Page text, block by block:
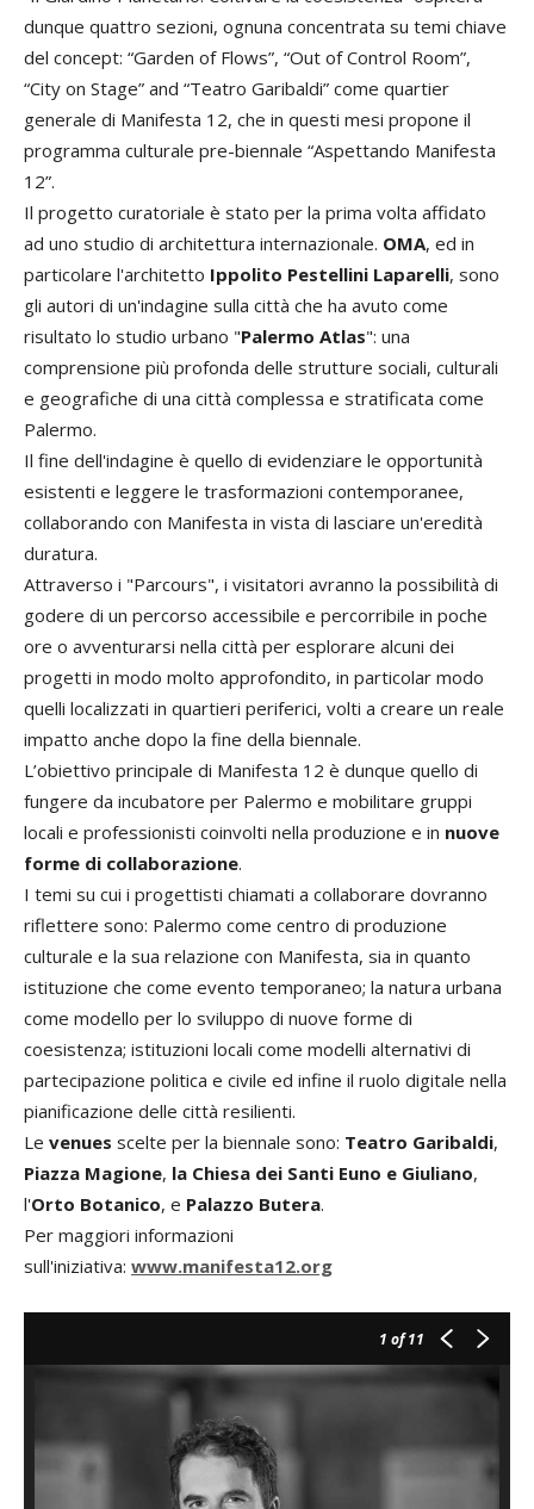
dunque quattro sezioni, ognuna concentrata su temi chiave
del concept: “Garden of Flows”, “Out of Control Room”,
“City on Stage” and “Teatro Garibaldi” come quartier
generale di Manifesta 12, che in questi mesi propone il
programma culturale pre-biennale “Aspettando Manifesta
12”.
Il progetto curatoriale è stato per la prima volta affidato
ad uno studio di architettura internazionale. OMA, ed in
particolare l'architetto Ippolito Pestellini Laparelli, sono
gli autori di un'indagine sulla città che ha avuto come
risultato lo studio urbano "Palermo Atlas": una
comprensione più profonda delle strutture sociali, culturali
e geografiche di una città complessa e stratificata come
Palermo.
Il fine dell'indagine è quello di evidenziare le opportunità
esistenti e leggere le trasformazioni contemporanee,
collaborando con Manifesta in vista di lasciare un'eredità
duratura.
Attraverso i "Parcours", i visitatori avranno la possibilità di
godere di un percorso accessibile e percorribile in poche
ore o avventurarsi nella città per esplorare alcuni dei
progetti in modo molto approfondito, in particolar modo
quelli localizzati in quartieri periferici, volti a creare un reale
impatto anche dopo la fine della biennale.
L’obiettivo principale di Manifesta 12 è dunque quello di
fungere da incubatore per Palermo e mobilitare gruppi
locali e professionisti coinvolti nella produzione e in nuove
forme di collaborazione.
I temi su cui i progettisti chiamati a collaborare dovranno
riflettere sono: Palermo come centro di produzione
culturale e la sua relazione con Manifesta, sia in quanto
istituzione che come evento temporaneo; la natura urbana
come modello per lo sviluppo di nuove forme di
coesistenza; istituzioni locali come modelli alternativi di
partecipazione politica e civile ed infine il ruolo digitale nella
pianificazione delle città resilienti.
Le venues scelte per la biennale sono: Teatro Garibaldi,
Piazza Magione, la Chiesa dei Santi Euno e Giuliano,
l'Orto Botanico, e Palazzo Butera.
Per maggiori informazioni
sull'iniziativa: www.manifesta12.org
1 of 11